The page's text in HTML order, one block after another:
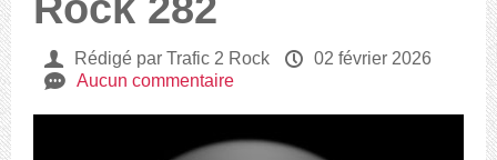
U Rédigé par Trafic 2 Rock P 02 février 2026
e Aucun commentaire